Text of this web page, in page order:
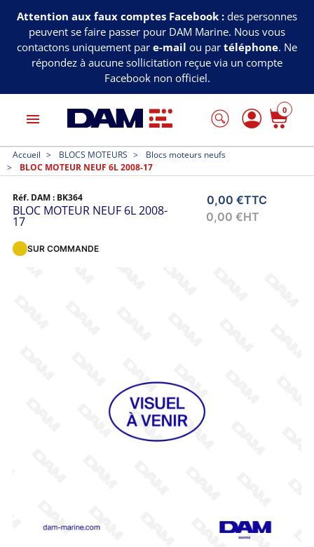
Attention aux faux comptes Facebook : des personnes
peuvent se faire passer pour DAM Marine. Nous vous
contactons uniquement par e-mail ou par téléphone. Ne
répondez à aucune sollicitation reçue via un compte
Facebook non officiel.
menu
0
Accueil BLOCS MOTEURS
Blocs moteurs neufs
BLOC MOTEUR NEUF 6L 2008-17
Réf. DAM : BK364
BLOC MOTEUR NEUF 6L 2008-
17
0,00 €TTC
0,00 €HT
SUR COMMANDE